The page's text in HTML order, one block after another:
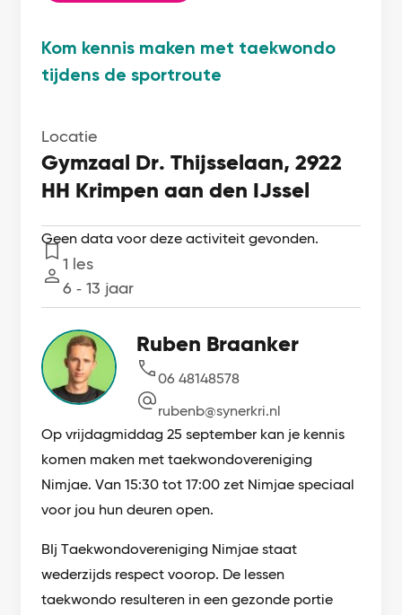
Kom kennis maken met taekwondo
tijdens de sportroute
Locatie
Gymzaal Dr. Thijsselaan, 2922
HH Krimpen aan den IJssel
Geen data voor deze activiteit gevonden.
Lessen
1 les
Leeftijd
6 ‐ 13 jaar
Ruben Braanker
06 48148578
rubenb@synerkri.nl
Op vrijdagmiddag 25 september kan je kennis
komen maken met taekwondovereniging
Nimjae. Van 15:30 tot 17:00 zet Nimjae speciaal
voor jou hun deuren open.
BIj Taekwondovereniging Nimjae staat
wederzijds respect voorop. De lessen
taekwondo resulteren in een gezonde portie